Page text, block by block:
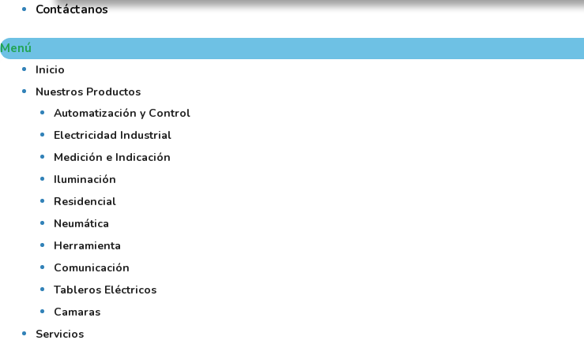
Contáctanos
Menú
Inicio
Nuestros Productos
Automatización y Control
Electricidad Industrial
Medición e Indicación
Iluminación
Residencial
Neumática
Herramienta
Comunicación
Tableros Eléctricos
Camaras
Servicios